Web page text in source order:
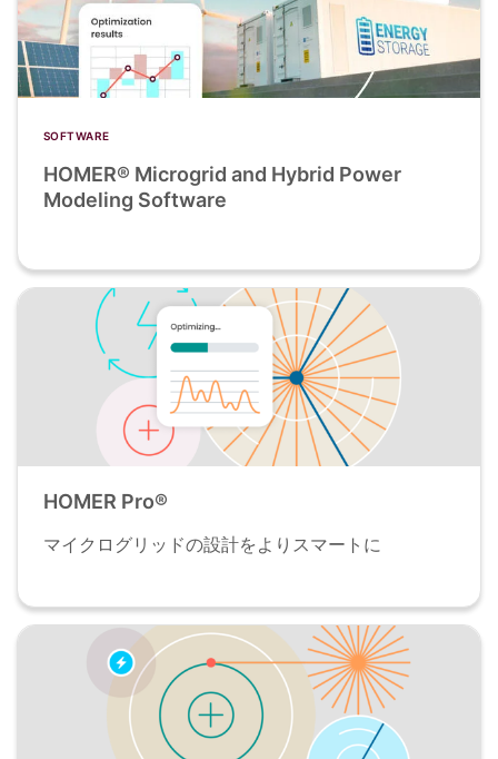
SOFTWARE
HOMER® Microgrid and Hybrid Power
Modeling Software
HOMER Pro®
マイクログリッドの設計をよりスマートに